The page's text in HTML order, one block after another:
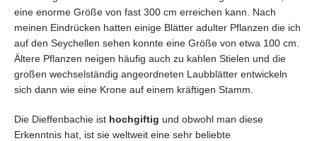
eine enorme Größe von fast 300 cm erreichen kann. Nach
meinen Eindrücken hatten einige Blätter adulter Pflanzen die ich
auf den Seychellen sehen konnte eine Größe von etwa 100 cm.
Ältere Pflanzen neigen häufig auch zu kahlen Stielen und die
großen wechselständig angeordneten Laubblätter entwickeln
sich dann wie eine Krone auf einem kräftigen Stamm.
Die Dieffenbachie ist hochgiftig und obwohl man diese
Erkenntnis hat, ist sie weltweit eine sehr beliebte